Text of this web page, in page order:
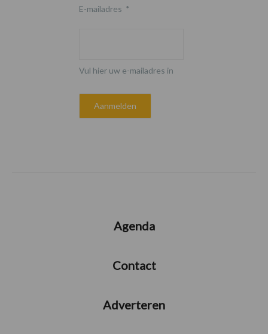
E-mailadres *
Vul hier uw e-mailadres in
Agenda
Contact
Adverteren